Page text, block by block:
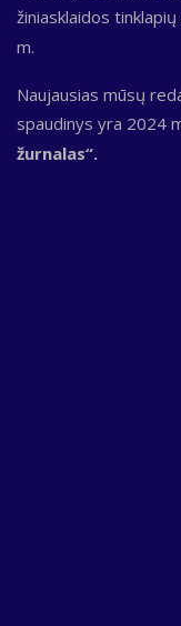
žiniasklaidos tinklapių
m.
Naujausias mūsų
spaudinys yra 2024
žurnalas“.